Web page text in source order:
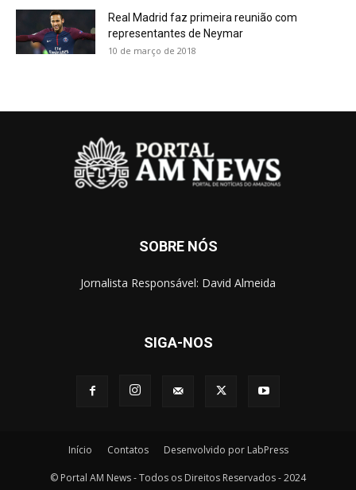
Real Madrid faz primeira reunião com
representantes de Neymar
10 de março de 2018
SOBRE NÓS
Jornalista Responsável: David Almeida
SIGA-NOS
Início Contatos Desenvolvido por LabPress
© Portal AM News - Todos os Direitos Reservados - 2024